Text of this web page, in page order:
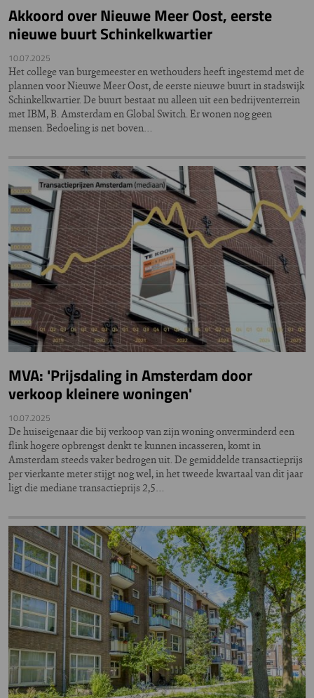
Akkoord over Nieuwe Meer Oost, eerste
nieuwe buurt Schinkelkwartier
10.07.2025
Het college van burgemeester en wethouders heeft ingestemd met de
plannen voor Nieuwe Meer Oost, de eerste nieuwe buurt in stadswijk
Schinkelkwartier. De buurt bestaat nu alleen uit een bedrijventerrein
met IBM, B. Amsterdam en Global Switch. Er wonen nog geen
mensen. Bedoeling is net boven…
MVA: 'Prijsdaling in Amsterdam door
verkoop kleinere woningen'
10.07.2025
De huiseigenaar die bij verkoop van zijn woning onverminderd een
flink hogere opbrengst denkt te kunnen incasseren, komt in
Amsterdam steeds vaker bedrogen uit. De gemiddelde transactieprijs
per vierkante meter stijgt nog wel, in het tweede kwartaal van dit jaar
ligt die mediane transactieprijs 2,5…